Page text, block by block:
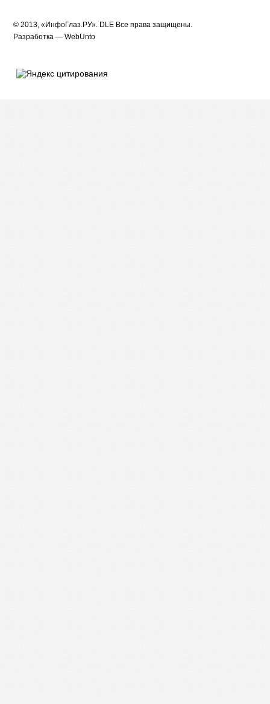
© 2013, «ИнфоГлаз.РУ». DLE Все права защищены.
Разработка —WebUnto